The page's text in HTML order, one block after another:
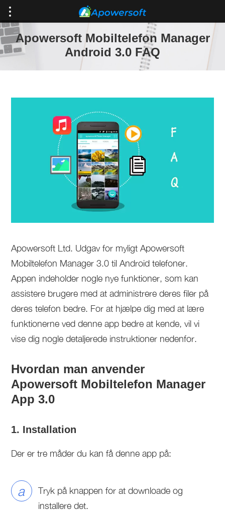
Apowersoft Mobiltelefon Manager
Android 3.0 FAQ
Apowersoft Ltd. Udgav for myligt Apowersoft
Mobiltelefon Manager 3.0 til Android telefoner.
Appen indeholder nogle nye funktioner, som kan
assistere brugere med at administrere deres filer på
deres telefon bedre. For at hjælpe dig med at lære
funktionerne ved denne app bedre at kende, vil vi
vise dig nogle detaljerede instruktioner nedenfor.
Hvordan man anvender
Apowersoft Mobiltelefon Manager
App 3.0
1. Installation
Der er tre måder du kan få denne app på:
a
Tryk på knappen for at downloade og
installere det.